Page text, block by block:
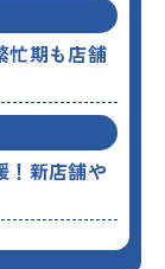
忙期も店舗
！新店舗や